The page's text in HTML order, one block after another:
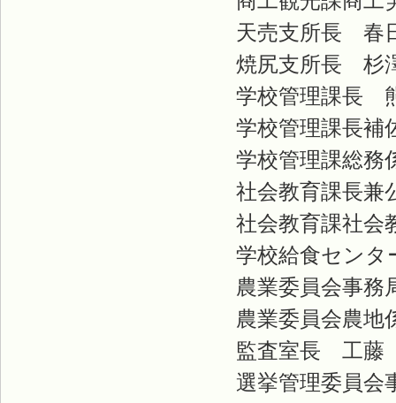
天売支所長
焼尻支所長
学校管理課長
学校管理課長
学校管理課総
社会教育課長
社会教育課社
学校給食セン
農業委員会事
農業委員会農
監査室長 工
選挙管理委員